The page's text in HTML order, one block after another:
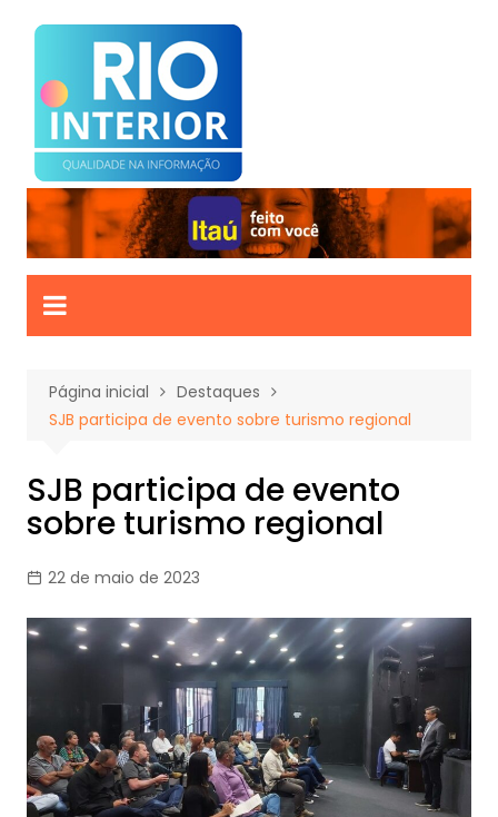
para
conteúdo
Página inicial
Destaques
SJB participa de evento sobre turismo regional
SJB participa de evento
sobre turismo regional
22 de maio de 2023